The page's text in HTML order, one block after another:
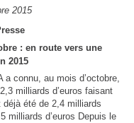
2015
: en route vers une
2015
connu, au mois d’octobre,
milliards d’euros faisant
été de 2,4 milliards
milliards d’euros Depuis le